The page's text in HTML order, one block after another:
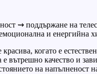
⇝ поддържане на
и енергийна
когато е
е вътрешно качество и
на напълненост